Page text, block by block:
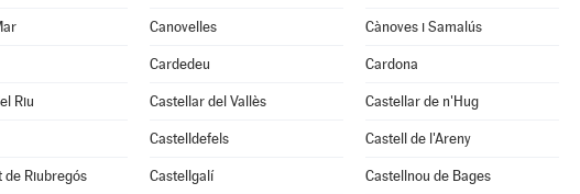
Canovelles Cànoves i Samalús
Cardedeu Cardona
Riu Castellar del Vallès Castellar de n'Hug
Castelldefels Castell de l'Areny
de Riubregós Castellgalí Castellnou de Bages